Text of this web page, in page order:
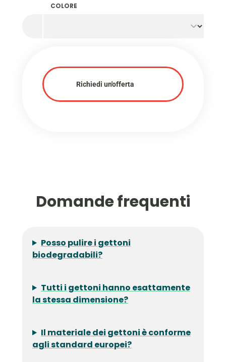
COLORE
Richiedi un'offerta
Domande frequenti
Posso pulire i gettoni
biodegradabili?
Tutti i gettoni hanno esattamente
la stessa dimensione?
Il materiale dei gettoni è conforme
agli standard europei?